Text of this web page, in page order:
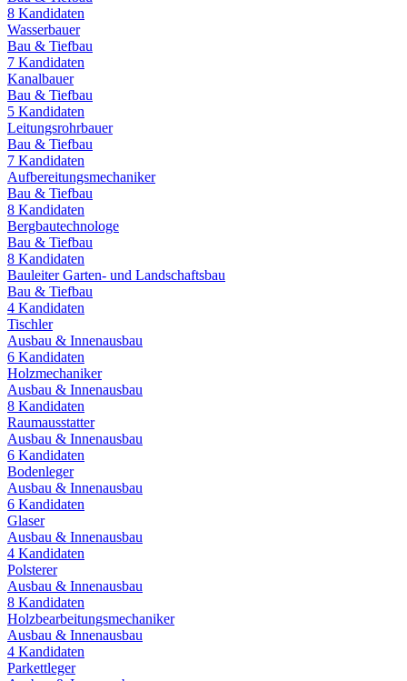
8 Kandidaten
Wasserbauer
Bau & Tiefbau
7 Kandidaten
Kanalbauer
Bau & Tiefbau
5 Kandidaten
Leitungsrohrbauer
Bau & Tiefbau
7 Kandidaten
Aufbereitungsmechaniker
Bau & Tiefbau
8 Kandidaten
Bergbautechnologe
Bau & Tiefbau
8 Kandidaten
Bauleiter Garten- und Landschaftsbau
Bau & Tiefbau
4 Kandidaten
Tischler
Ausbau & Innenausbau
6 Kandidaten
Holzmechaniker
Ausbau & Innenausbau
8 Kandidaten
Raumausstatter
Ausbau & Innenausbau
6 Kandidaten
Bodenleger
Ausbau & Innenausbau
6 Kandidaten
Glaser
Ausbau & Innenausbau
4 Kandidaten
Polsterer
Ausbau & Innenausbau
8 Kandidaten
Holzbearbeitungsmechaniker
Ausbau & Innenausbau
4 Kandidaten
Parkettleger